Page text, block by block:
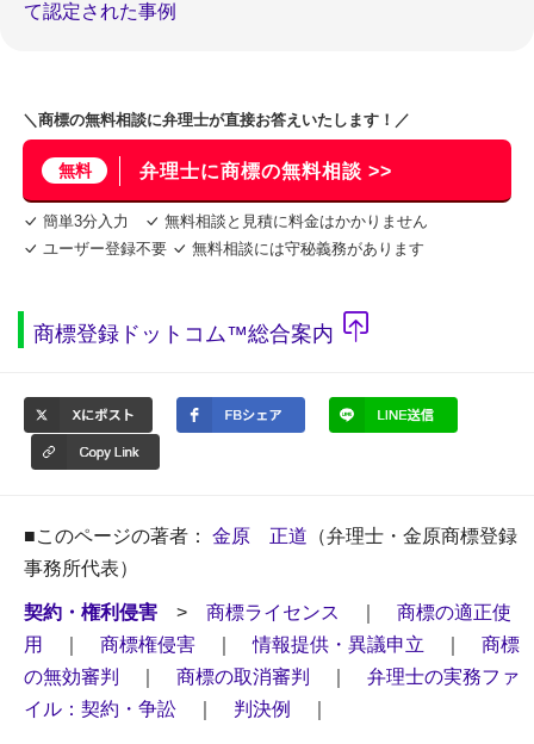
て認定された事例
＼商標の無料相談に弁理士が直接お答えいたします！／
無料 弁理士に商標の無料相談 >>
簡単3分入力
無料相談と見積に料金はかかりません
ユーザー登録不要
無料相談には守秘義務があります
商標登録ドットコム™総合案内
■このページの著者： 金原 正道 （弁理士・金原商標登録
事務所代表）
契約・権利侵害 > 商標ライセンス
商標の適正使
用
商標権侵害 ｜情報提供・異議申立
商標
の無効審判
商標の取消審判
弁理士の実務ファ
イル：契約・争訟
判決例